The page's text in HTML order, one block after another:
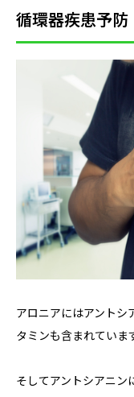
循環器疾患予防
アロニアにはアントシ
タミンも含まれていま
そしてアントシアニン